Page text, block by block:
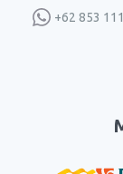
+62 853